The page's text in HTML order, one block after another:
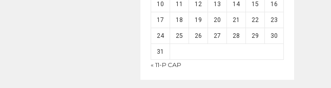
10 11 12 13 14 15 16
17 18 19 20 21 22 23
24 25 26 27 28 29 30
31
« 11-Р САР